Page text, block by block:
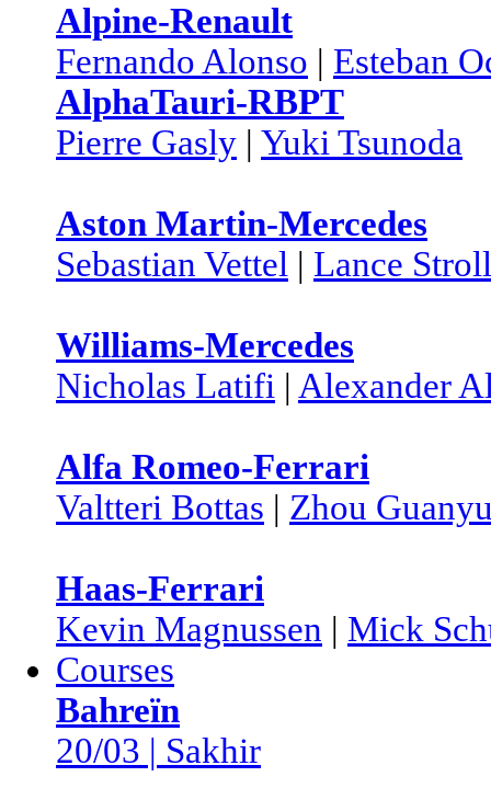
Alpine-Renault
Fernando Alonso | Esteban
AlphaTauri-RBPT
Pierre Gasly | Yuki Tsunoda
Aston Martin-Mercedes
Sebastian Vettel | Lance Stroll
Williams-Mercedes
Nicholas Latifi | Alexander
Alfa Romeo-Ferrari
Valtteri Bottas | Zhou
Haas-Ferrari
Kevin Magnussen | Mick
Courses
Bahreïn
20/03 | Sakhir